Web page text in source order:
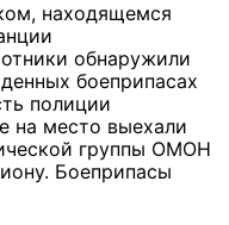
находящемся
обнаружили
боеприпасах
полиции
на место выехали
группы ОМОН
Боеприпасы